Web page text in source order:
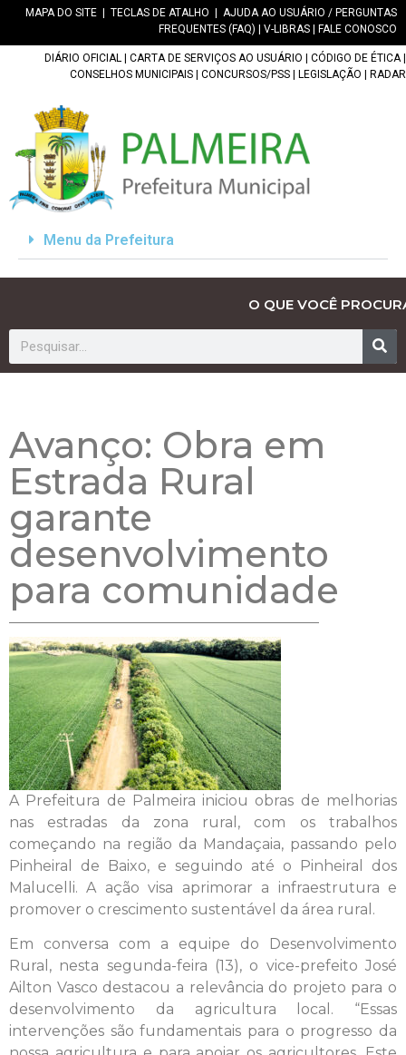
MAPA DO SITE TECLAS DE ATALHO
AJUDA AO USUÁRIO / PERGUNTAS
FREQUENTES (FAQ)
V-LIBRAS FALE CONOSCO
DIÁRIO OFICIAL CARTA DE SERVIÇOS AO USUÁRIO CÓDIGO DE ÉTICA|
CONSELHOS MUNICIPAIS
CONCURSOS/PSS LEGISLAÇÃO RADAR
Menu da Prefeitura
O QUE VOCÊ
Avanço: Obra em
Estrada Rural
garante
desenvolvimento
para comunidade
A Prefeitura de Palmeira iniciou obras de melhorias
nas estradas da zona rural, com os trabalhos
começando na região da Mandaçaia, passando pelo
Pinheiral de Baixo, e seguindo até o Pinheiral dos
Malucelli. A ação visa aprimorar a infraestrutura e
promover o crescimento sustentável da área rural.
Em conversa com a equipe do Desenvolvimento
Rural, nesta segunda-feira (13), o vice-prefeito José
Ailton Vasco destacou a relevância do projeto para o
desenvolvimento da agricultura local. “Essas
intervenções são fundamentais para o progresso da